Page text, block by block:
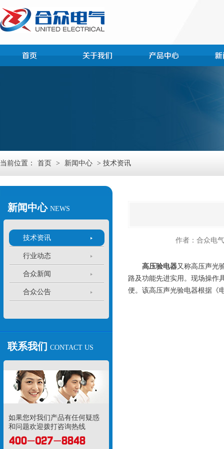
当前位置： 首页 > 新闻中心 > 技术资讯
新闻中心 NEWS
技术资讯
行业动态
合众新闻
合众公告
联系我们 CONTACT US
如果您对我们产品有任何疑惑
和问题欢迎拨打咨询热线
作者：合众电
高压验电器又称高压声光
路及功能先进实用。现场操作
便。该高压声光验电器根据《